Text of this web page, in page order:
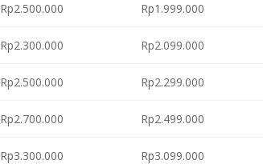
Rp2.500.000 Rp1.999.000
Rp2.300.000 Rp2.099.000
Rp2.500.000 Rp2.299.000
Rp2.700.000 Rp2.499.000
Rp3.300.000 Rp3.099.000